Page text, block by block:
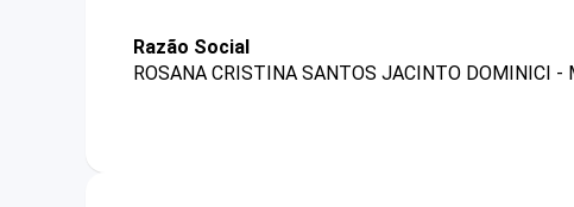
Razão Social
ROSANA CRISTINA SANTOS JACINTO DOMINICI -